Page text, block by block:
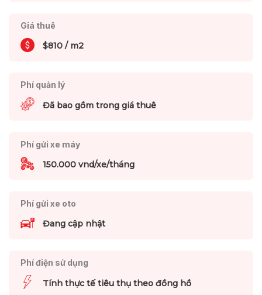
Giá thuê
$810 / m2
Phí quản lý
Đã bao gồm trong giá thuê
Phí gửi xe máy
150.000 vnd/xe/tháng
Phí gửi xe oto
Đang cập nhật
Phí điện sử dụng
Tính thực tế tiêu thụ theo đồng hồ